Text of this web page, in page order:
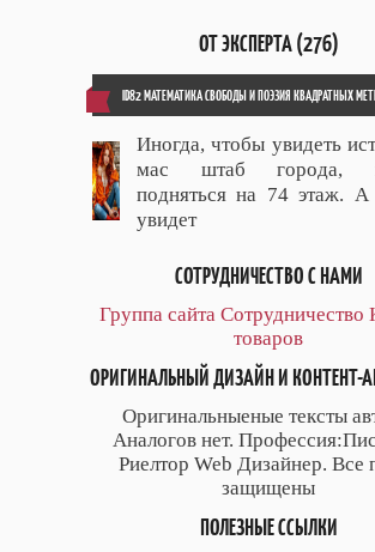
ОТ ЭКСПЕРТА (276)
ID82 МАТЕМАТИКА СВОБОДЫ И ПОЭЗИЯ КВАДРАТНЫХ
Иногда, чтобы увидеть
мас штаб города,
подняться на 74 этаж. А
увидет
СОТРУДНИЧЕСТВО С НАМИ
Группа сайта Сотрудничество
товаров
ОРИГИНАЛЬНЫЙ ДИЗАЙН И КОНТЕНТ-
Оригинальныеные тексты
Аналогов нет.
Риелтор Web Дизайнер. Все
защищены
ПОЛЕЗНЫЕ ССЫЛКИ